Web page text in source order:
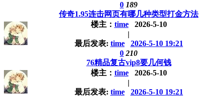
0 189
传奇1.95连击网页有哪几种类型打金方法
楼主： time
2026-5-10
|
最后发表: time
2026-5-10 19:21
0 210
76精品复古vip8要几何钱
楼主： time
2026-5-10
|
最后发表: time
2026-5-10 19:21